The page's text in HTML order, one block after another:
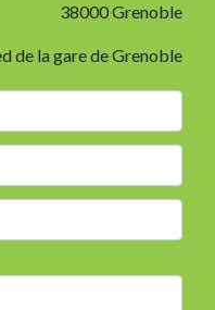
38000 Grenoble
de la gare de Grenoble